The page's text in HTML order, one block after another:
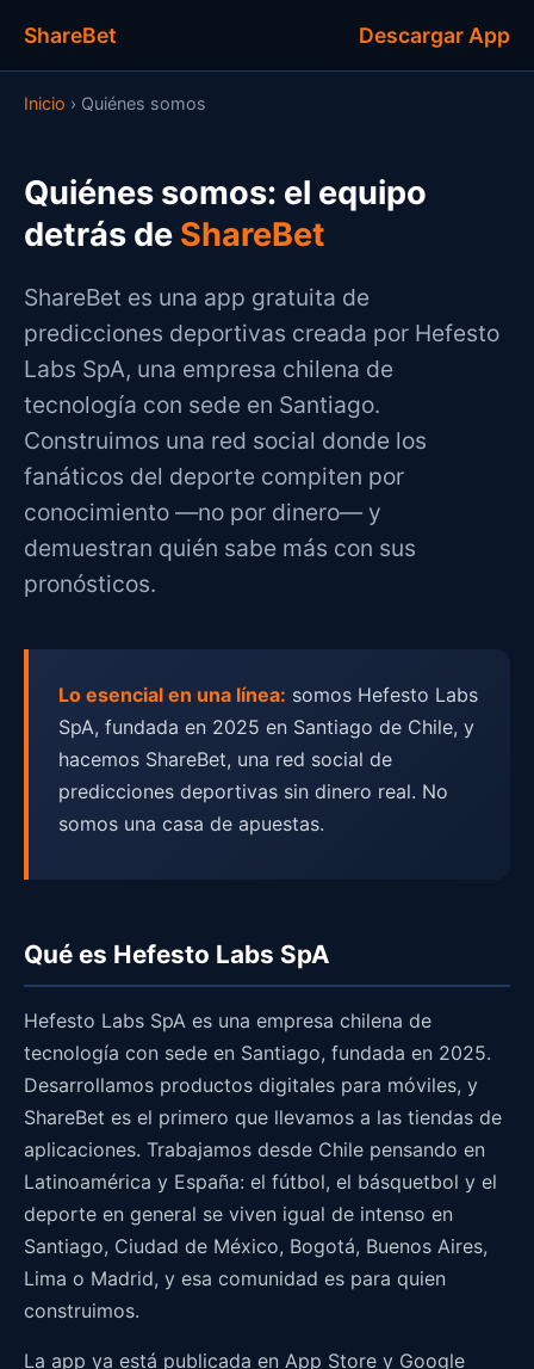
ShareBet Descargar App
Inicio › Quiénes somos
Quiénes somos: el equipo
detrás de ShareBet
ShareBet es una app gratuita de
predicciones deportivas creada por Hefesto
Labs SpA, una empresa chilena de
tecnología con sede en Santiago.
Construimos una red social donde los
fanáticos del deporte compiten por
conocimiento —no por dinero— y
demuestran quién sabe más con sus
pronósticos.
Lo esencial en una línea: somos Hefesto Labs
SpA, fundada en 2025 en Santiago de Chile, y
hacemos ShareBet, una red social de
predicciones deportivas sin dinero real. No
somos una casa de apuestas.
Qué es Hefesto Labs SpA
Hefesto Labs SpA es una empresa chilena de
tecnología con sede en Santiago, fundada en 2025.
Desarrollamos productos digitales para móviles, y
ShareBet es el primero que llevamos a las tiendas de
aplicaciones. Trabajamos desde Chile pensando en
Latinoamérica y España: el fútbol, el básquetbol y el
deporte en general se viven igual de intenso en
Santiago, Ciudad de México, Bogotá, Buenos Aires,
Lima o Madrid, y esa comunidad es para quien
construimos.
La app ya está publicada en App Store y Google